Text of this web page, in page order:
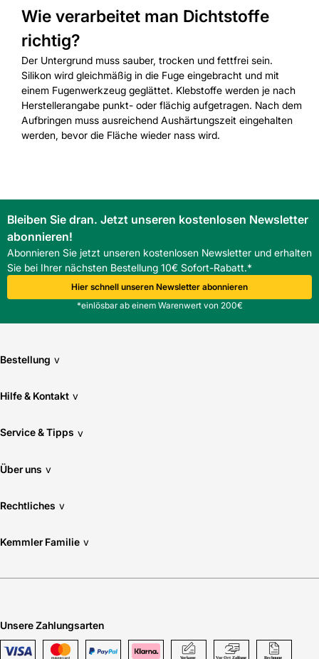
Wie verarbeitet man Dichtstoffe
richtig?
Der Untergrund muss sauber, trocken und fettfrei sein.
Silikon wird gleichmäßig in die Fuge eingebracht und mit
einem Fugenwerkzeug geglättet. Klebstoffe werden je nach
Herstellerangabe punkt- oder flächig aufgetragen. Nach dem
Aufbringen muss ausreichend Aushärtungszeit eingehalten
werden, bevor die Fläche wieder nass wird.
Bleiben Sie dran. Jetzt unseren kostenlosen Newsletter
abonnieren!
Abonnieren Sie jetzt unseren kostenlosen Newsletter und erhalten
Sie bei Ihrer nächsten Bestellung 10€ Sofort-Rabatt.*
Hier schnell unseren Newsletter abonnieren
*einlösbar ab einem Warenwert von 200€
Bestellung v
Hilfe & Kontakt v
Service & Tipps v
Über uns v
Rechtliches v
Kemmler Familie v
Unsere Zahlungsarten